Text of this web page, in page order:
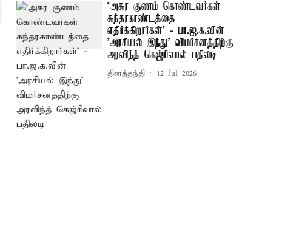
‘அசுர குணம் கொண்டவர்கள்
சுந்தரகாண்டத்தை
எதிர்க்கிறார்கள்’ - பா.ஜ.க.வின்
'அரசியல் இந்து' விமர்சனத்திற்கு
அரவிந்த் கெஜ்ரிவால் பதிலடி
தினத்தந்தி 12 Jul 2026